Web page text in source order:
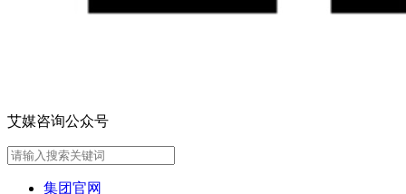
艾媒咨询公众号
集团官网